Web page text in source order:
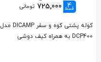
4
قسط 725,000 تومانی
کوله پشتی کوه و سفر DICAMP مدل
DCP400 به همراه کیف دوشی